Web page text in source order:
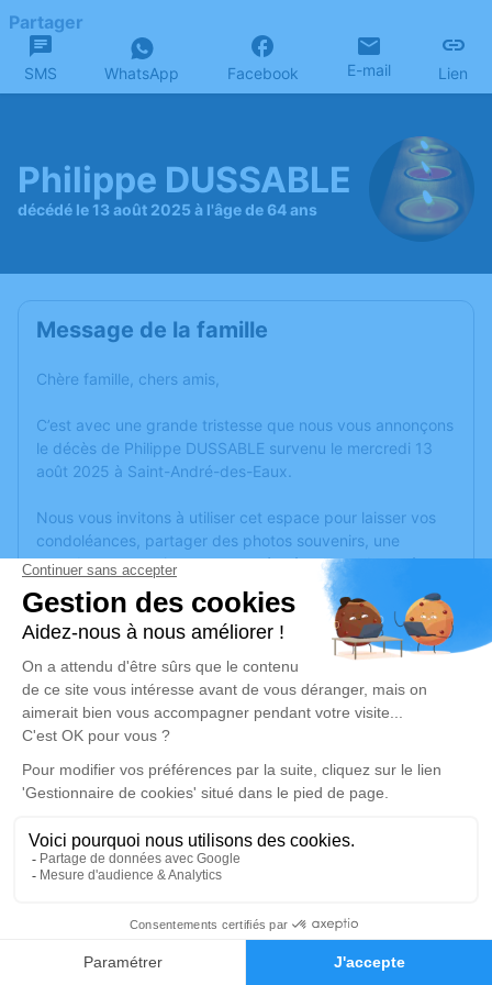
Faire-part Hommages
Partager
SMS WhatsApp Facebook E-mail Lien
Philippe DUSSABLE
décédé le 13 août 2025 à l'âge de 64 ans
Message de la famille
Chère famille, chers amis,
C’est avec une grande tristesse que nous vous annonçons
le décès de Philippe DUSSABLE survenu le mercredi 13
août 2025 à Saint-André-des-Eaux.
Nous vous invitons à utiliser cet espace pour laisser vos
condoléances, partager des photos souvenirs, une
anecdote ou exprimer vos pensées à travers des poèmes
ou des textes. Cet endroit est un lieu d'expression dédié à
honorer la mémoire de Philippe DUSSABLE.
Un service de plantation d’arbre hommage estdisponible
jeudi 21 août 2025 à 14h00
Crématorium de Saint-Nazaire
Route de la Fontaine Tuaud
Je rends hommage